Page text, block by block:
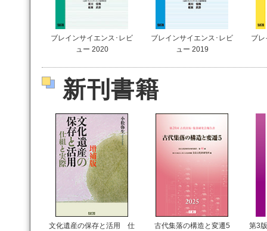
ブレインサイエンス･レビ
ュー 2020
ブレインサイエンス･レビ
ュー 2019
ブ
新刊書籍
文化遺産の保存と活用 仕 古代集落の構造と変遷5 第3